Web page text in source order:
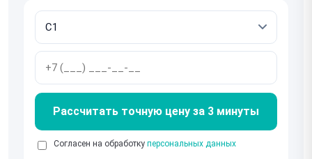
Рассчитать точную цену за 3 минуты
Согласен на обработку персональных данных